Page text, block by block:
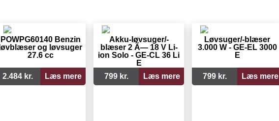
POWPG60140 Benzin
løvblæser og løvsuger
27.6 cc
2.484 kr. Læs mere
Akku-løvsuger/-
blæser 2 Ã— 18 V Li-
ion Solo - GE-CL 36 Li
E
799 kr.
Læs mere
Løvsuger/-blæser
3.000 W - GE-EL 3000
E
799 kr. Læs mere